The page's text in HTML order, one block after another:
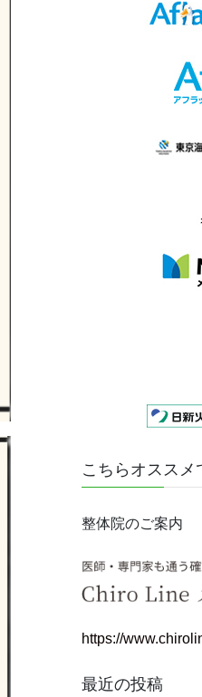
こちらオススメ
整体院のご案内
https://
最近の投稿